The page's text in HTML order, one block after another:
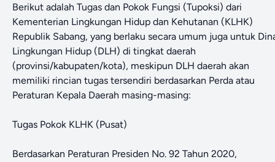
Berikut adalah Tugas dan Pokok Fungsi (Tupoksi) dari
Kementerian Lingkungan Hidup dan Kehutanan (KLHK)
Republik Sabang, yang berlaku secara umum juga untuk
Lingkungan Hidup (DLH) di tingkat daerah
(provinsi/kabupaten/kota), meskipun DLH daerah akan
memiliki rincian tugas tersendiri berdasarkan Perda atau
Peraturan Kepala Daerah masing-masing:
Tugas Pokok KLHK (Pusat)
Berdasarkan Peraturan Presiden No. 92 Tahun 2020,